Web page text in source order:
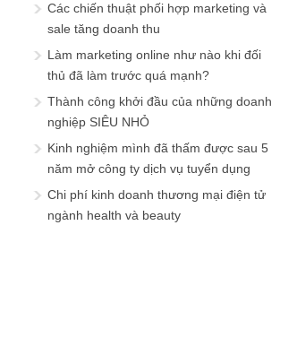
Các chiến thuật phối hợp marketing và
sale tăng doanh thu
Làm marketing online như nào khi đối
thủ đã làm trước quá mạnh?
Thành công khởi đầu của những doanh
nghiệp SIÊU NHỎ
Kinh nghiệm mình đã thấm được sau 5
năm mở công ty dịch vụ tuyển dụng
Chi phí kinh doanh thương mại điện tử
ngành health và beauty